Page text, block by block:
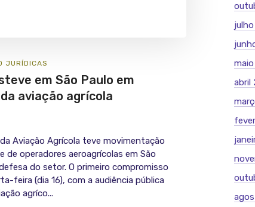
JURÍ­DICAS
em São Paulo em
aviação agrícola
Aviação Agrícola teve movimentação
de operadores aeroagrícolas em São
do setor. O primeiro compromisso
feira (dia 16), com a audiência pública
agríco...
abril